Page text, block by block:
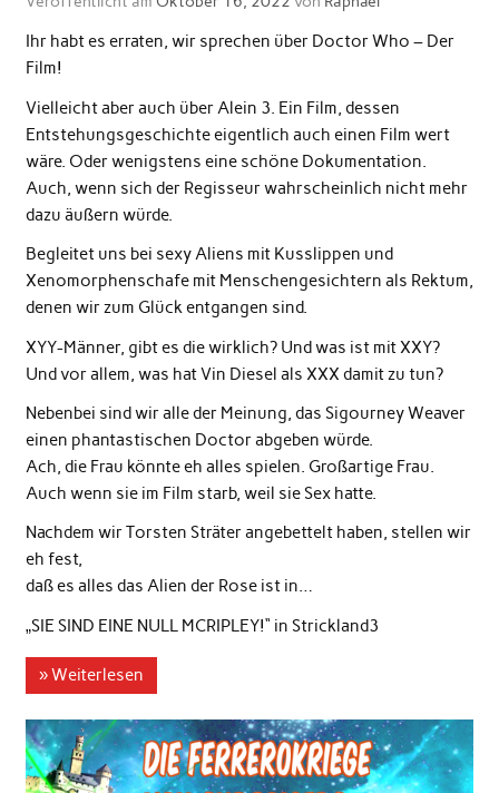
Ihr habt es erraten, wir sprechen über Doctor Who – Der
Film!
Vielleicht aber auch über Alein 3. Ein Film, dessen
Entstehungsgeschichte eigentlich auch einen Film wert
wäre. Oder wenigstens eine schöne Dokumentation.
Auch, wenn sich der Regisseur wahrscheinlich nicht mehr
dazu äußern würde.
Begleitet uns bei sexy Aliens mit Kusslippen und
Xenomorphenschafe mit Menschengesichtern als Rektum,
denen wir zum Glück entgangen sind.
XYY-Männer, gibt es die wirklich? Und was ist mit XXY?
Und vor allem, was hat Vin Diesel als XXX damit zu tun?
Nebenbei sind wir alle der Meinung, das Sigourney Weaver
einen phantastischen Doctor abgeben würde.
Ach, die Frau könnte eh alles spielen. Großartige Frau.
Auch wenn sie im Film starb, weil sie Sex hatte.
Nachdem wir Torsten Sträter angebettelt haben, stellen wir
eh fest,
daß es alles das Alien der Rose ist in…
„SIE SIND EINE NULL MCRIPLEY!“ in Strickland3
» Weiterlesen